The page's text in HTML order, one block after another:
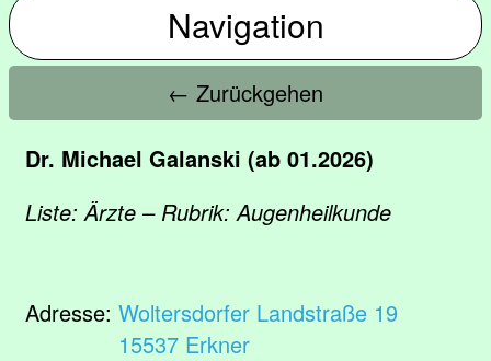
Navigation
← Zurückgehen
Dr. Michael Galanski (ab 01.2026)
Liste: Ärzte – Rubrik: Augenheilkunde
Adresse: Woltersdorfer Landstraße 19
15537 Erkner